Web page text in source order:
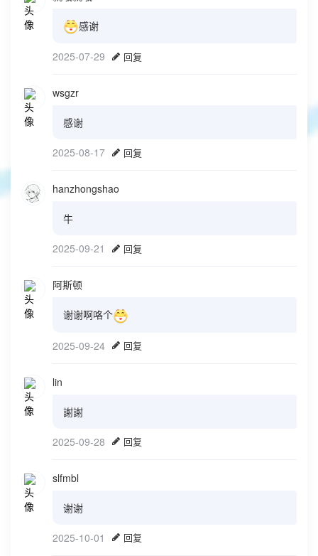
感谢
2025-07-29 回复
wsgzr
感谢
2025-08-17 回复
hanzhongshao
牛
2025-09-21 回复
阿斯顿
谢谢啊咯个
2025-09-24 回复
lin
謝謝
2025-09-28 回复
slfmbl
谢谢
2025-10-01 回复